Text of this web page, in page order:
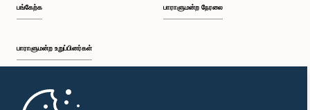
பங்கேற்க
பாராளுமன்ற உறுப்பினர்கள்
முதற்பக்கம்
பாராளுமன்ற நேரலை